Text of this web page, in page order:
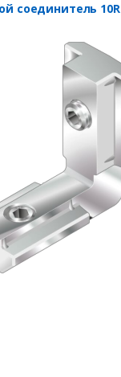
соединитель 10R